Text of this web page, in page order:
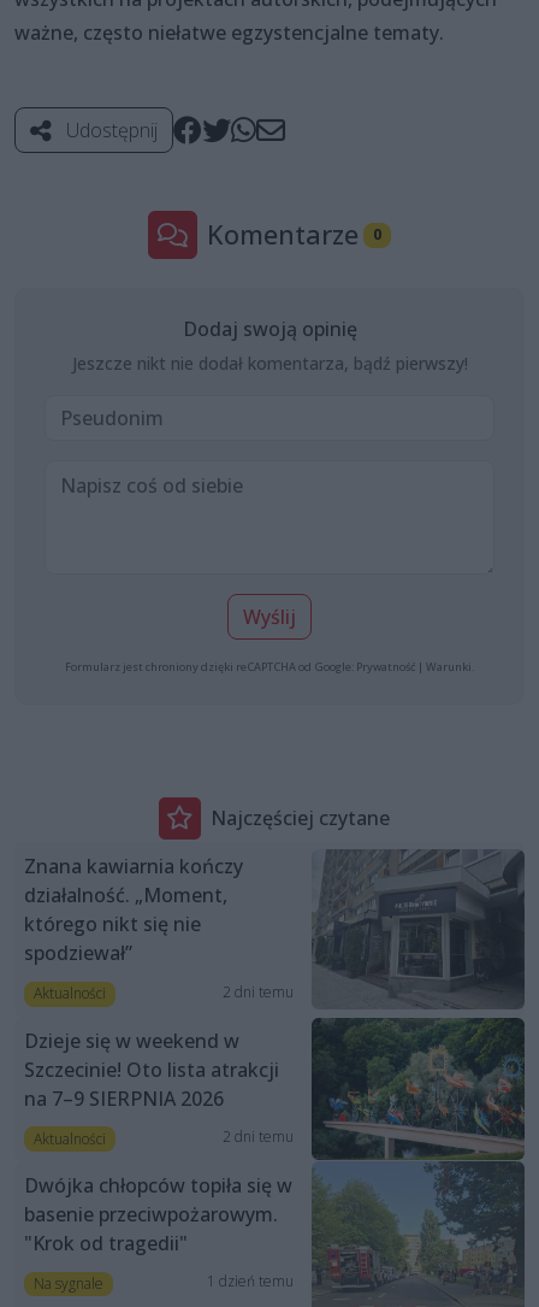
ważne, często niełatwe egzystencjalne tematy.
Udostępnij
Komentarze 0
Dodaj swoją opinię
Jeszcze nikt nie dodał komentarza, bądź pierwszy!
Wyślij
Formularz jest chroniony dzięki reCAPTCHA od Google: Prywatność | Warunki
Najczęściej czytane
Znana kawiarnia kończy
działalność. „Moment,
którego nikt się nie
spodziewał”
Aktualności 2 dni temu
Dzieje się w weekend w
Szczecinie! Oto lista atrakcji
na 7–9 SIERPNIA 2026
Aktualności 2 dni temu
Dwójka chłopców topiła się w
basenie przeciwpożarowym.
"Krok od tragedii"
Na sygnale 1 dzień temu